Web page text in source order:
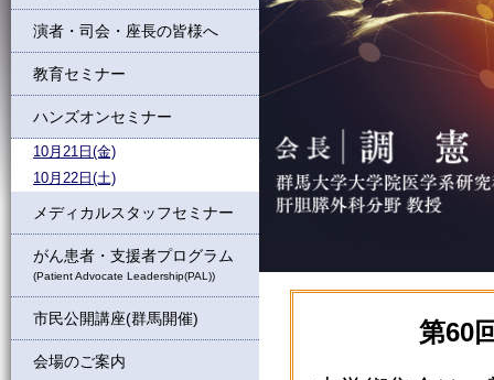
第60
演者・司会・座長の皆様へ
教育セミナー
ハンズオンセミナー
10月21日(金)
10月22日(土)
メディカルスタッフセミナー
がん患者・支援者プログラム
(Patient Advocate Leadership(PAL))
市民公開講座(群馬開催)
会場のご案内